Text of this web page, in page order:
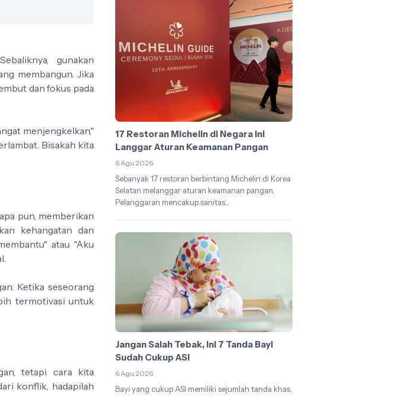
gunakan
membangun. Jika
dan fokus pada
menjengkelkan,"
Bisakah kita
pun, memberikan
kehangatan dan
atau "Aku
Ketika seseorang
termotivasi untuk
tetapi cara kita
konflik, hadapilah
17 Restoran Michelin di Negara Ini
Langgar Aturan Keamanan Pangan
6 Agu 2026
Sebanyak 17 restoran berbintang Michelin di Korea
Selatan melanggar aturan keamanan pangan.
Pelanggaran mencakup sanitas...
Jangan Salah Tebak, Ini 7 Tanda Bayi
Sudah Cukup ASI
6 Agu 2026
Bayi yang cukup ASI memiliki sejumlah tanda khas,